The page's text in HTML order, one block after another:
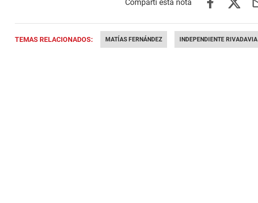
TEMAS RELACIONADOS: MATÍAS FERNÁNDEZ INDEPENDIENTE RIVADAVIA